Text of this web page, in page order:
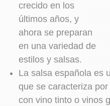
crecido en los
últimos años, y
ahora se preparan
en una variedad de
estilos y salsas.
La salsa española es
que se caracteriza
con vino tinto o vinos